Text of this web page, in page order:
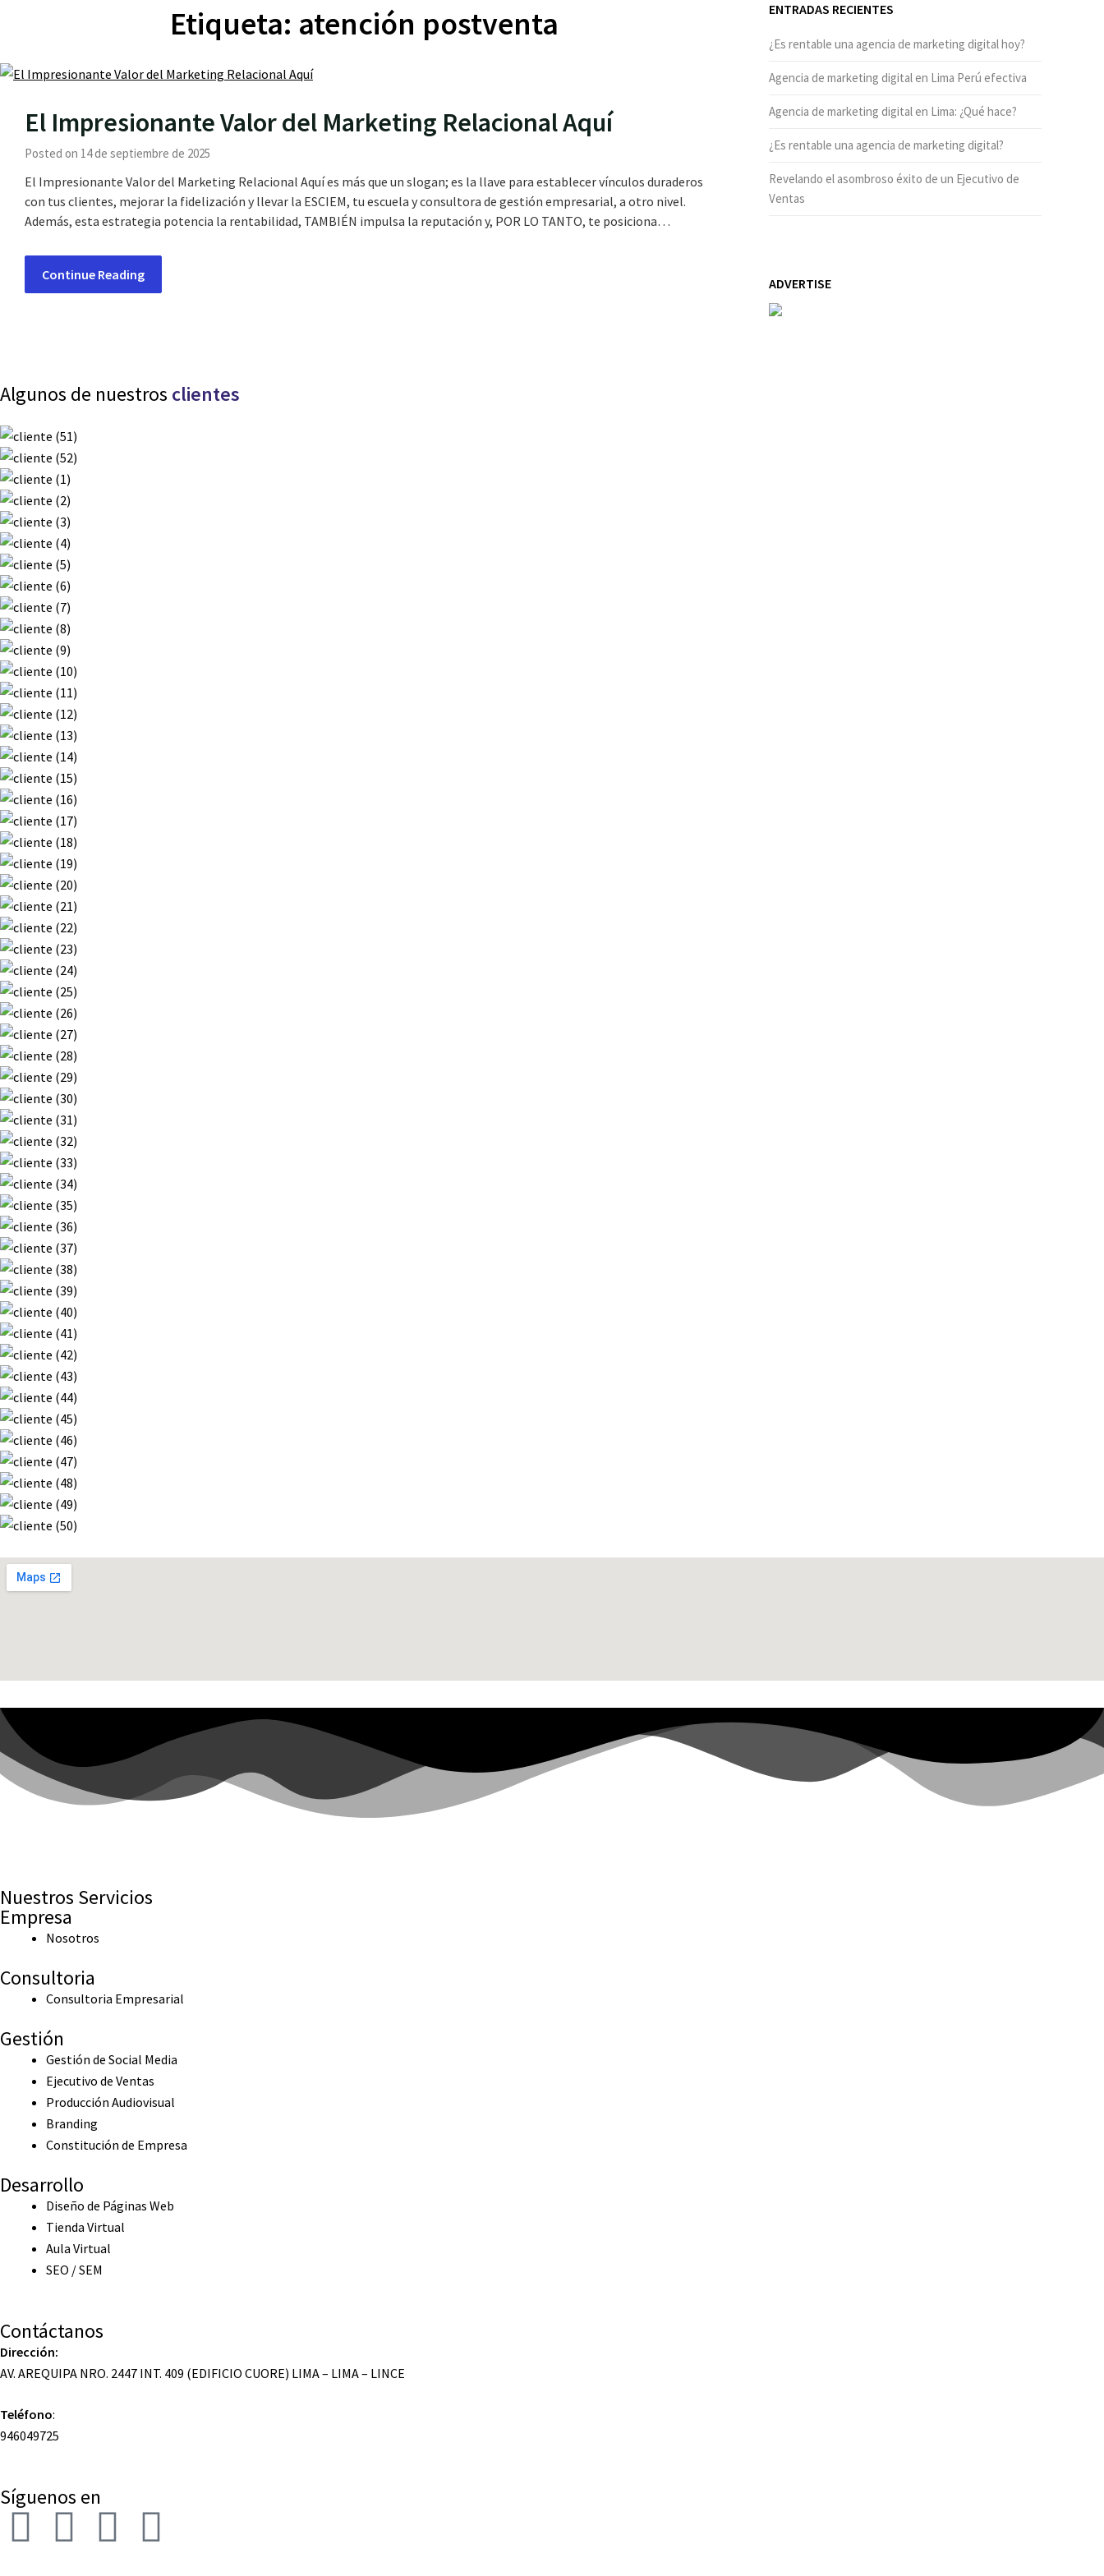
Etiqueta: atención postventa
El Impresionante Valor del Marketing Relacional Aquí
Posted on 14 de septiembre de 2025
El Impresionante Valor del Marketing Relacional Aquí es más que un slogan; es la llave para establecer vínculos duraderos
con tus clientes, mejorar la fidelización y llevar la ESCIEM, tu escuela y consultora de gestión empresarial, a otro nivel.
Además, esta estrategia potencia la rentabilidad, TAMBIÉN impulsa la reputación y, POR LO TANTO, te posiciona…
Continue Reading
ENTRADAS RECIENTES
¿Es rentable una agencia de marketing digital hoy?
Agencia de marketing digital en Lima Perú efectiva
Agencia de marketing digital en Lima: ¿Qué hace?
¿Es rentable una agencia de marketing digital?
Revelando el asombroso éxito de un Ejecutivo de
Ventas
ADVERTISE
Algunos de nuestros clientes
Nuestros Servicios
Empresa
Nosotros
Consultoria
Consultoria Empresarial
Gestión
Gestión de Social Media
Ejecutivo de Ventas
Producción Audiovisual
Branding
Constitución de Empresa
Desarrollo
Diseño de Páginas Web
Tienda Virtual
Aula Virtual
SEO / SEM
Contáctanos
Dirección:
AV. AREQUIPA NRO. 2447 INT. 409 (EDIFICIO CUORE) LIMA – LIMA – LINCE
Teléfono:
946049725
Síguenos en